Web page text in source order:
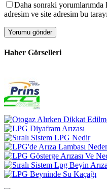
Daha sonraki yorumlarımda
adresim ve site adresim bu
Haber Görselleri